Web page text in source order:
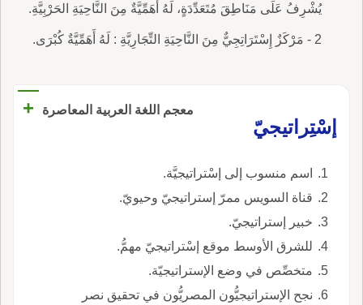
يُشْرِفُ عَلَى مَنَاطِقَ مُتَعَدِّدَةٍ، لَهُ أَهَمِّيَّةٌ مِنَ النَّاحِيَةِ الحَرْبِيَّةِ.
2 - مَرْكَزٌ إِسْتَرَاتِجِيٌّ مِنَ النَّاحِيَةِ التِّجَارِيَّةِ : لَهُ أَهَمِّيَّةٌ كُبْرَى.
معجم اللغة العربية المعاصرة
+
إسْتِراتيجيّ
اسم منسوب إلى إسْتراتيجيَّة.
قناة السويس ممرّ إستراتيجيّ وحيويّ.
خبير إستراتيجيّ.
للشرق الأوسط موقع إسْتراتيجيّ مهمُّ.
متخصِّص في وضع الإستراتيجيّة.
نجح الإستراتيجيُّون المصريُّون في تحقيق نصر